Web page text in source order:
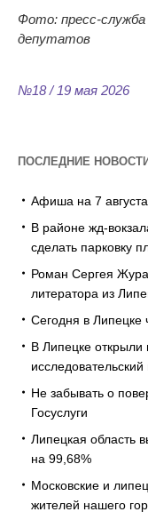
Фото: пресс-служба
депутатов
№18 / 19 мая 2026
ПОСЛЕДНИЕ НОВОСТИ
Афиша на 7
В районе жд-
сделать парковку
Роман Сергея
литератора из
Сегодня в Липецке
В Липецке открыли
Не забывать о
Госуслуги
Липецкая область
на 99,68%
Московские и
жителей нашего